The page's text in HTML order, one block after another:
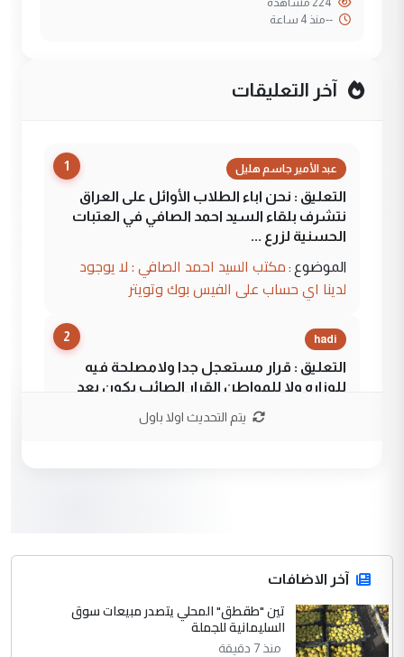
--منذ 4 ساعة
آخر التعليقات
1 عبد الأمير جاسم هليل
التعليق : نحن اباء الطلاب الأوائل على العراق
نتشرف بلقاء السيد احمد الصافي في العتبات
الحسنية لزرع ...
الموضوع : مكتب السيد احمد الصافي : لا يوجود
لدينا اي حساب على الفيس بوك وتويتر
2 hadi
التعليق : قرار مستعجل جدا ولامصلحة فيه
للوزاره ولا للمواطن القرار الصائب يكون بعد
جنسية الرافد الثالث للعراق ومن اصول عريقة
ابا فرات ...
الموضوع :
الجواهري يرد على صدام حسين سل
مضجعيك يابن الزنا (نص كامل)
يتم التحديث اولا باول
آخر الاضافات
تين "طقطق" المحلي يتصدر مبيعات سوق
السليمانية للجملة
منذ 7 دقيقة